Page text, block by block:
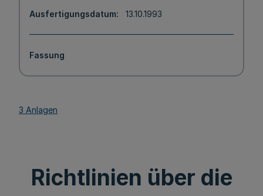
Ausfertigungsdatum 13.10.1993
Fassung
3 Anlagen
Richtlinien über die